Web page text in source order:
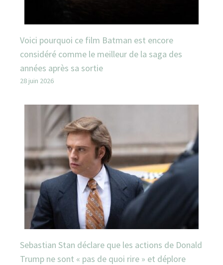
Voici pourquoi ce film Batman est encore
considéré comme le meilleur de la saga des
années après sa sortie
28 juin 2026
Sebastian Stan déclare que les actions de Donald
Trump ne sont « pas de quoi rire » et déplore